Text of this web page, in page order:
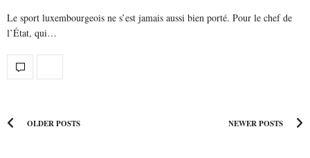
Le sport luxembourgeois ne s’est jamais aussi bien porté. Pour le chef de
l’État, qui…
OLDER POSTS NEWER POSTS